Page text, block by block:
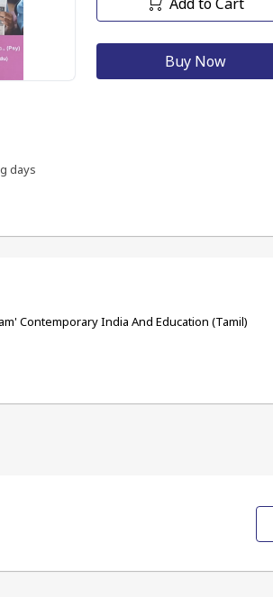
days
Buy Now
Contemporary India And Education (Tamil)